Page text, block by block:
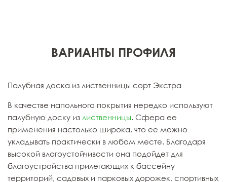
ВАРИАНТЫ ПРОФИЛЯ
Палубная доска из лиственницы сорт Экстра
В качестве напольного покрытия нередко используют
палубную доску из лиственницы. Сфера ее
применения настолько широка, что ее можно
укладывать практически в любом месте. Благодаря
высокой влагоустойчивости она подойдет для
благоустройства прилегающих к бассейну
территорий, садовых и парковых дорожек, спортивных